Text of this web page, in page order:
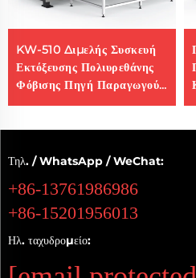
KW-510 Διμελής Συσκευή
Εκτόξευσης Πολιυρεθάνης
Φόβισης Πηγή Παραγωγού
Μηχανή Φόβισης Σιλικονής
Τηλ. / WhatsApp / WeChat:
+86-13761986986
+86-15201956013
Ηλ. ταχυδρομείο: